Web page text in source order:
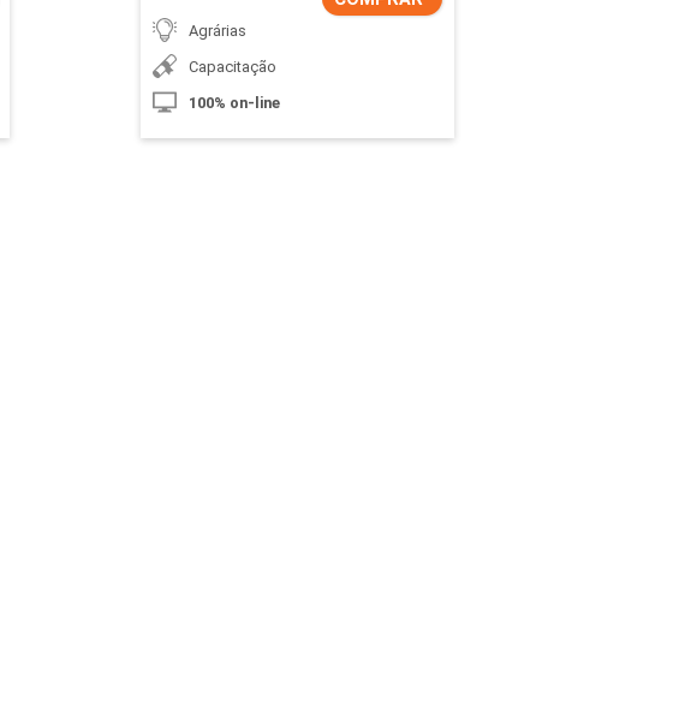
Agrárias
Capacitação
100% on-line